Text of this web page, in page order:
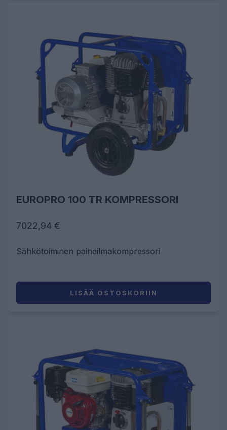
EUROPRO 100 TR KOMPRESSORI
7022,94 €
Sähkötoiminen paineilmakompressori
LISÄÄ OSTOSKORIIN